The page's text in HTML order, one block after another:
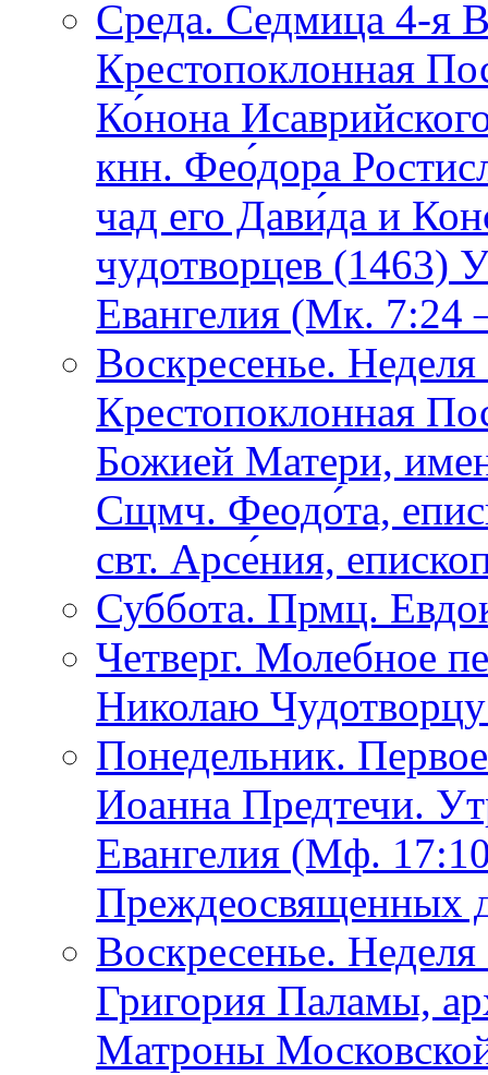
Среда. Седмица 4-я
Крестопоклонная
Ко́нона
кнн. Фео́дора
чад его Дави́да и
чудотворцев (1463)
Евангелия (Мк. 7:24
Воскресенье.
Крестопоклонная
Божией Матери,
Сщмч. Феодо́та,
свт. Арсе́ния,
Суббота. Прмц.
Четверг. Молебное
Николаю
Понедельник.
Иоанна Предтечи.
Евангелия (Мф.
Преждеосвященных
Воскресенье.
Григория Паламы,
Матроны